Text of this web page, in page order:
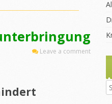
Leave a comment